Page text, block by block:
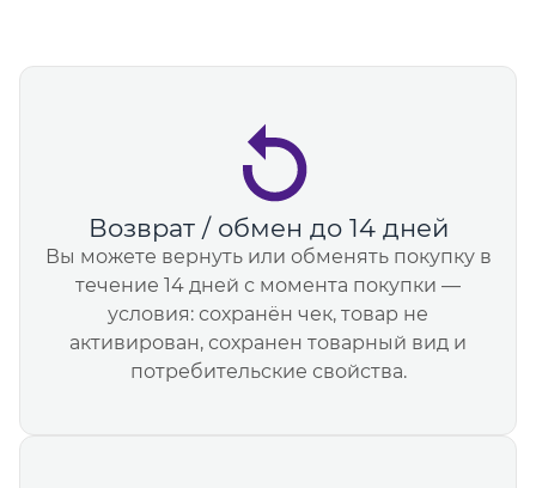
Возврат / обмен до 14 дней
Вы можете вернуть или обменять покупку в
течение 14 дней с момента покупки —
условия: сохранён чек, товар не
активирован, сохранен товарный вид и
потребительские свойства.